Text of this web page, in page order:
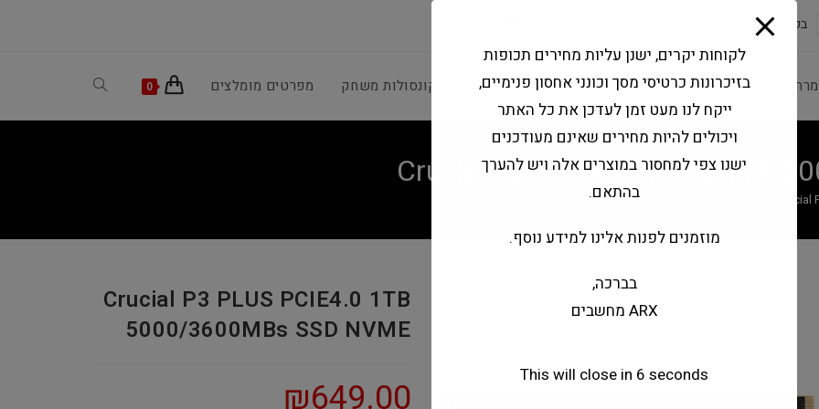
בקשה להצעה
ותוכנה ציוד היקפי מחשבים וטאבלטים קונסולות משחק מפרטים מומלצים 0
Toggle
Crucial P3 PLUS PCIE4.0 1TB
Crucial P3 PLUS PCIE4.0 1TB
5000/3600MBs SSD NVME
₪649.00
לקוחות יקרים, ישנן עליות מחירים תכופות
בזיכרונות כרטיסי מסך וכונני אחסון פנימיים,
ייקח לנו מעט זמן לעדכן את כל האתר
ויכולים להיות מחירים שאינם מעודכנים
ישנו צפי למחסור במוצרים אלה ויש להערך
בהתאם.
מוזמנים לפנות אלינו למידע נוסף.
בברכה,
ARX מחשבים
This will close in 6 seconds